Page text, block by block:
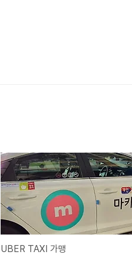
UBER TAXI 가맹